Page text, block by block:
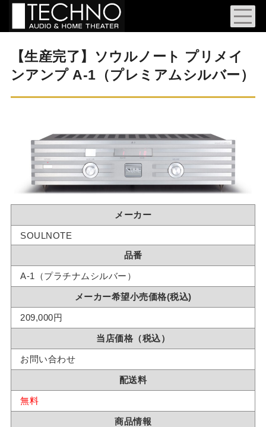
【生産完了】ソウルノート プリメイ
ンアンプ A-1（プレミアムシルバー）
メーカー
SOULNOTE
品番
A-1（プラチナムシルバー）
メーカー希望小売価格(税込)
209,000円
当店価格（税込）
お問い合わせ
配送料
無料
商品情報